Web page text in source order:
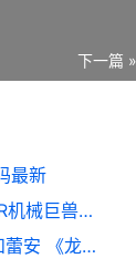
下一篇 »
最新
《斗兽战场》巨兽主推：T0核心SSR机械巨兽主推 斗兽场专访全部资源
《龙石战争》超强控制队——托尔和蕾安 《龙石战争》超清在线看